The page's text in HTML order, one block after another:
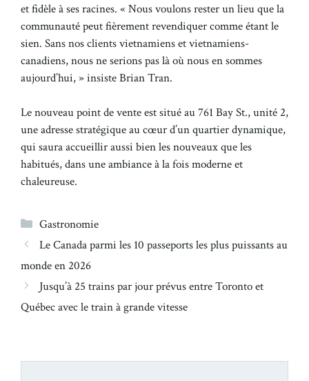
et fidèle à ses racines. « Nous voulons rester un lieu que la
communauté peut fièrement revendiquer comme étant le
sien. Sans nos clients vietnamiens et vietnamiens-
canadiens, nous ne serions pas là où nous en sommes
aujourd’hui, » insiste Brian Tran.
Le nouveau point de vente est situé au 761 Bay St., unité 2,
une adresse stratégique au cœur d’un quartier dynamique,
qui saura accueillir aussi bien les nouveaux que les
habitués, dans une ambiance à la fois moderne et
chaleureuse.
Catégories
Gastronomie
Le Canada parmi les 10 passeports les plus puissants au
monde en 2026
Jusqu’à 25 trains par jour prévus entre Toronto et
Québec avec le train à grande vitesse